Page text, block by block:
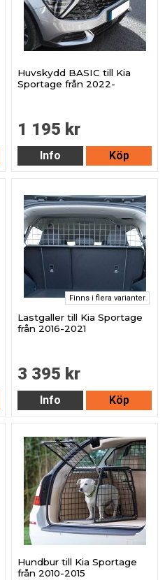
Huvskydd BASIC till Kia
Sportage från 2022-
1 195 kr
Info Köp
Finns i flera varianter
Lastgaller till Kia Sportage
från 2016-2021
3 395 kr
Info Köp
Hundbur till Kia Sportage
från 2010-2015